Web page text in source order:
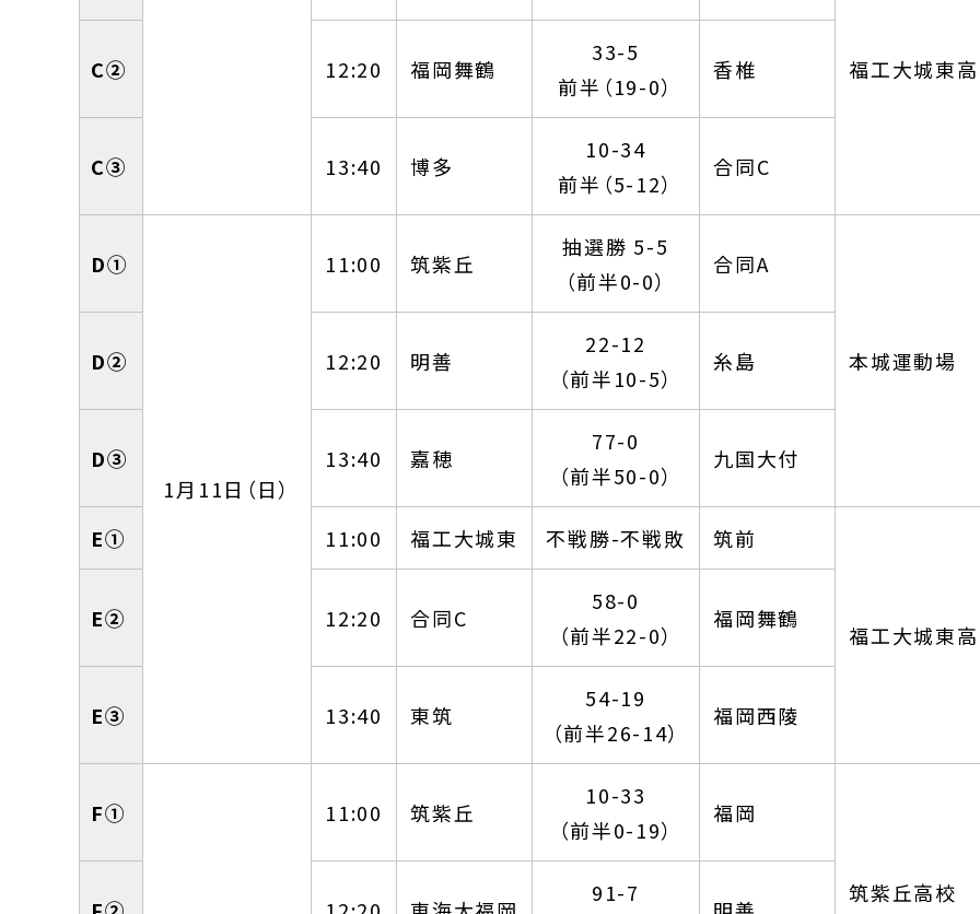
福工大城東
C② 12:20 福岡舞鶴
33-5
前半（19-0）
香椎
C③ 13:40 博多
10-34
前半（5-12）
合同C
D①
1月11日（日）
11:00 筑紫丘
抽選勝 5-5
（前半0-0）
合同A
本城運動場
D② 12:20 明善
22-12
（前半10-5）
糸島
D③ 13:40 嘉穂
77-0
（前半50-0）
九国大付
E① 11:00 福工大城東 不戦勝-不戦敗 筑前
福工大城東
E② 12:20 合同C
58-0
（前半22-0）
福岡舞鶴
E③ 13:40 東筑
54-19
（前半26-14）
福岡西陵
F① 11:00 筑紫丘
10-33
（前半0-19）
福岡
筑紫丘高校
91-7